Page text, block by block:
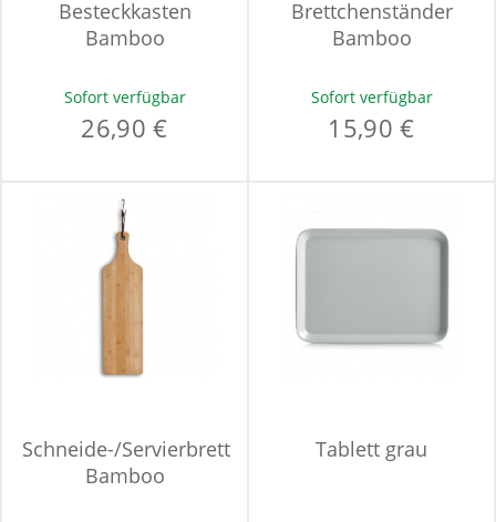
Besteckkasten
Bamboo
Sofort verfügbar
26,90 €
Brettchenständer
Bamboo
Sofort verfügbar
15,90 €
Schneide-/Servierbrett
Bamboo
Tablett grau